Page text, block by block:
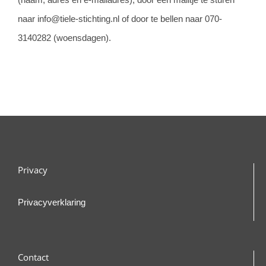
naar info@tiele-stichting.nl of door te bellen naar 070-
3140282 (woensdagen).
Privacy
Privacyverklaring
Contact